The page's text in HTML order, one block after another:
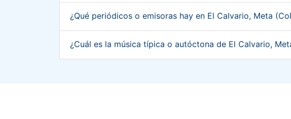
¿Qué periódicos o emisoras hay en El Calvario, Meta
¿Cuál es la música típica o autóctona de El Calvario,